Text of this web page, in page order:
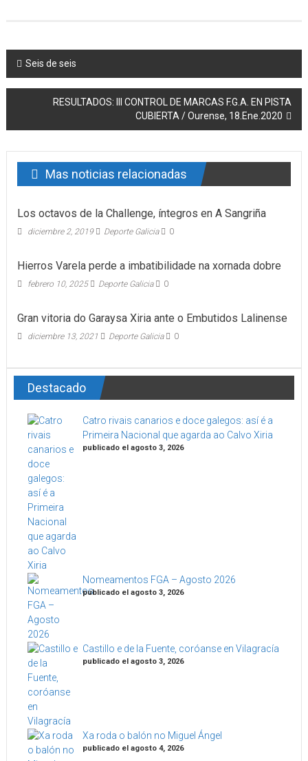
Post navigation
Seis de seis
RESULTADOS: III CONTROL DE MARCAS F.G.A. EN PISTA
CUBIERTA / Ourense, 18.Ene.2020
Mas noticias relacionadas
Los octavos de la Challenge, íntegros en A Sangriña
diciembre 2, 2019 Deporte Galicia 0
Hierros Varela perde a imbatibilidade na xornada dobre
febrero 10, 2025 Deporte Galicia 0
Gran vitoria do Garaysa Xiria ante o Embutidos Lalinense
diciembre 13, 2021 Deporte Galicia 0
Destacado
Catro rivais canarios e doce galegos: así é a
Primeira Nacional que agarda ao Calvo Xiria
publicado el agosto 3, 2026
Nomeamentos FGA – Agosto 2026
publicado el agosto 3, 2026
Castillo e de la Fuente, coróanse en Vilagracía
publicado el agosto 3, 2026
Xa roda o balón no Miguel Ángel
publicado el agosto 4, 2026